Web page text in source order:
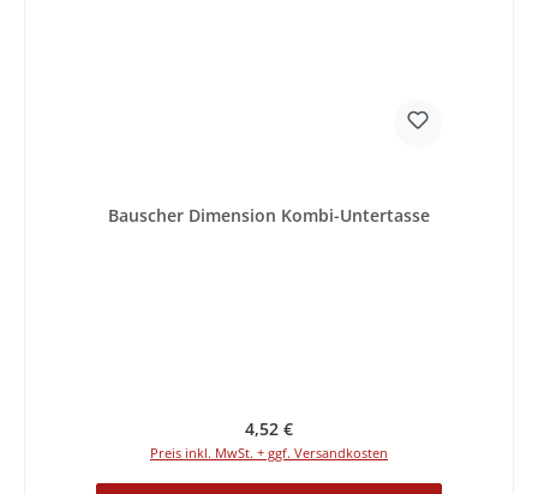
Bauscher Dimension Kombi-Untertasse
Regulärer Preis:
4,52 €
Preis inkl. MwSt. + ggf. Versandkosten